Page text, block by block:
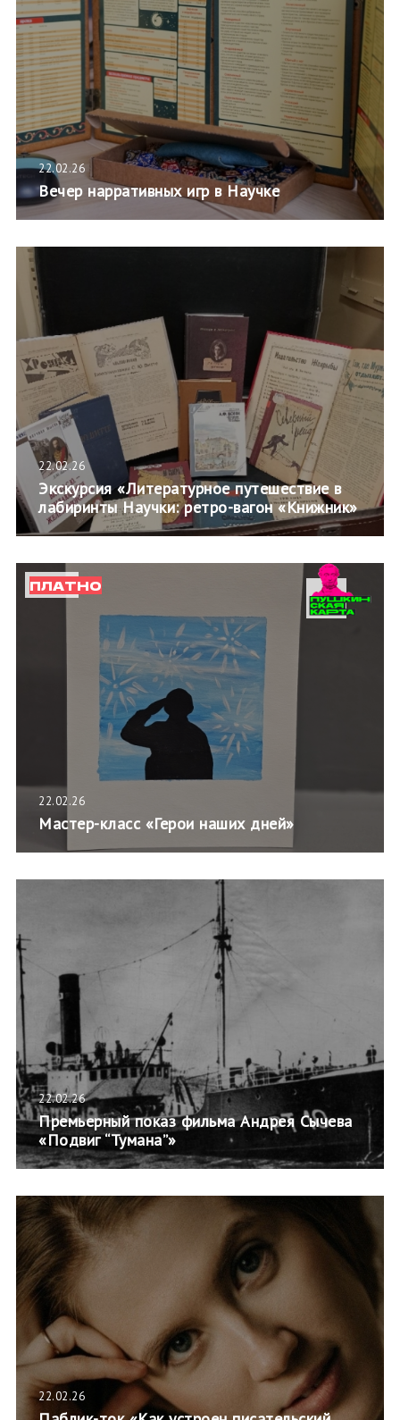
22.02.26
Вечер нарративных игр в Научке
22.02.26
Экскурсия «Литературное путешествие в
лабиринты Научки: ретро-вагон «Книжник»
ПЛАТНО
22.02.26
Мастер-класс «Герои наших дней»
22.02.26
Премьерный показ фильма Андрея Сычева
«Подвиг “Тумана”»
22.02.26